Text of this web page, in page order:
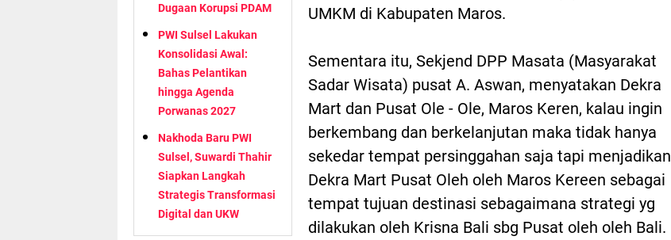
Dugaan Korupsi PDAM
PWI Sulsel Lakukan
Konsolidasi Awal:
Bahas Pelantikan
hingga Agenda
Porwanas 2027
Nakhoda Baru PWI
Sulsel, Suwardi Thahir
Siapkan Langkah
Strategis Transformasi
Digital dan UKW
UMKM di Kabupaten Maros.
Sementara itu, Sekjend DPP Masata (Masyarakat
Sadar Wisata) pusat A. Aswan, menyatakan Dekra
Mart dan Pusat Ole - Ole, Maros Keren, kalau ingin
berkembang dan berkelanjutan maka tidak hanya
sekedar tempat persinggahan saja tapi menjadikan
Dekra Mart Pusat Oleh oleh Maros Kereen sebagai
tempat tujuan destinasi sebagaimana strategi yg
dilakukan oleh Krisna Bali sbg Pusat oleh oleh Bali.